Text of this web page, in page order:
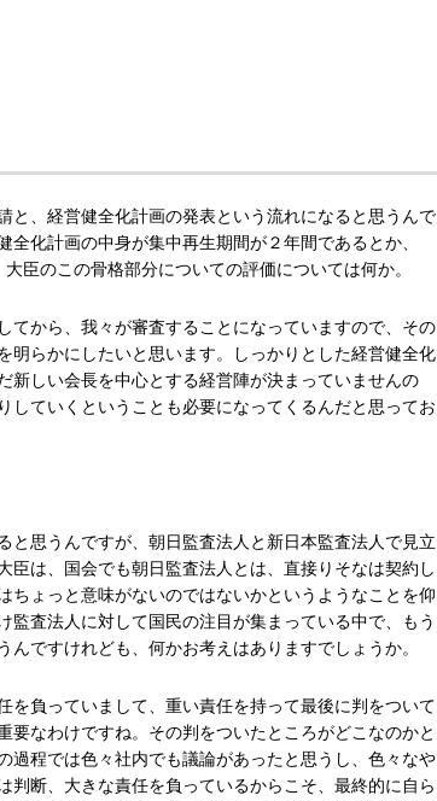
と、経営健全化計画の発表という流れになると思うんで
化計画の中身が集中再生期間が２年間であるとか、
臣のこの骨格部分についての評価については何か。
てから、我々が審査することになっていますので、その
明らかにしたいと思います。しっかりとした経営健全化
新しい会長を中心とする経営陣が決まっていませんの
していくということも必要になってくるんだと思ってお
と思うんですが、朝日監査法人と新日本監査法人で見立
は、国会でも朝日監査法人とは、直接りそなは契約し
ちょっと意味がないのではないかというようなことを仰
監査法人に対して国民の注目が集まっている中で、もう
ですけれども、何かお考えはありますでしょうか。
を負っていまして、重い責任を持って最後に判をついて
なわけですね。その判をついたところがどこなのかと
過程では色々社内でも議論があったと思うし、色々なや
判断、大きな責任を負っているからこそ、最終的に自ら